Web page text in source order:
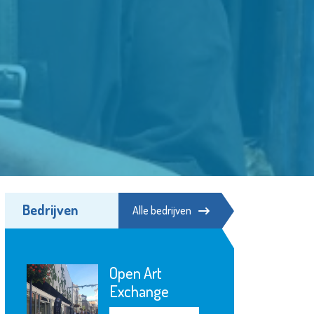
Bedrijven Alle bedrijven
Hague Airport